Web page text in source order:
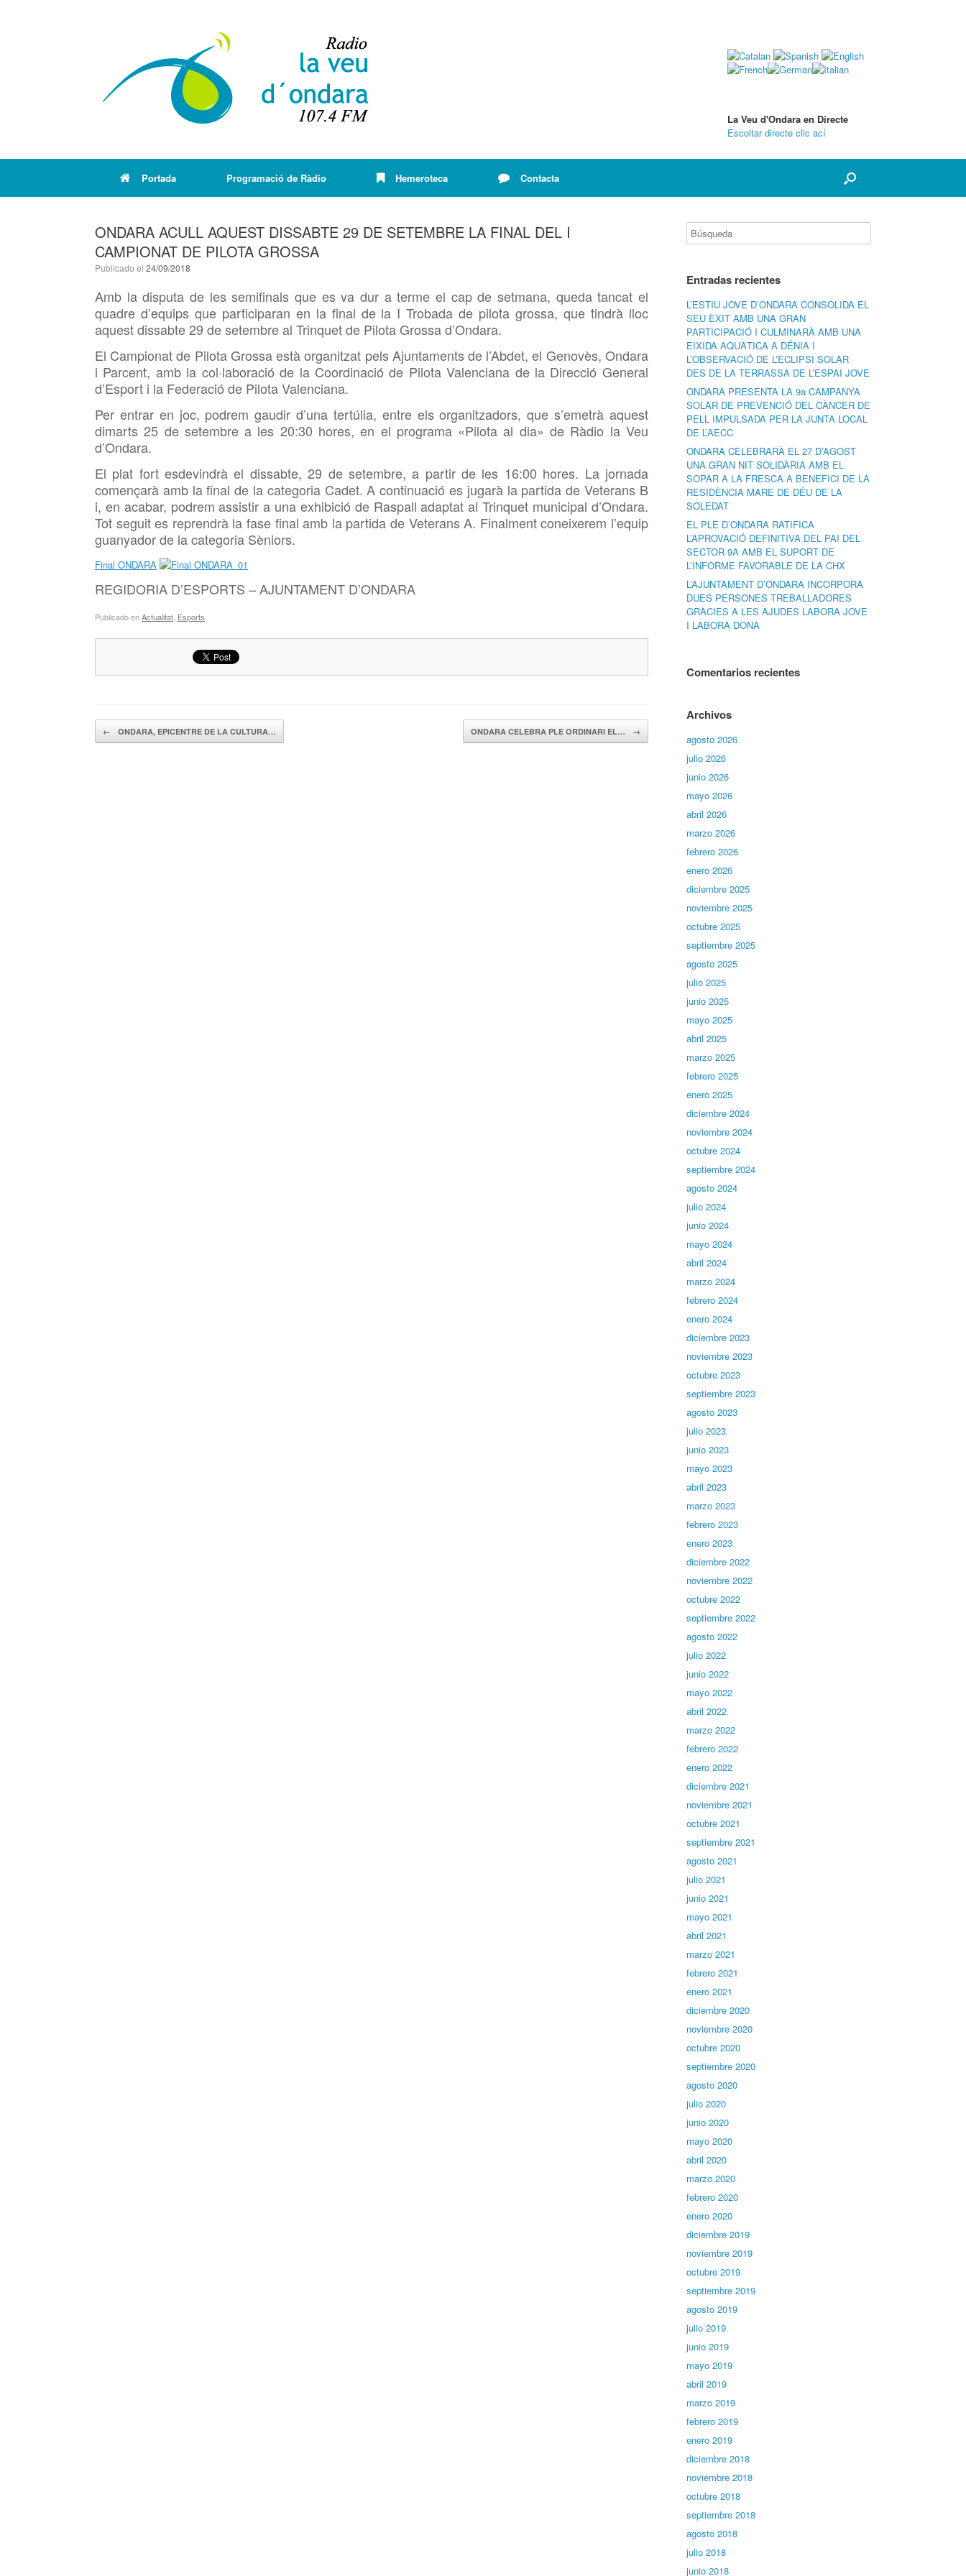
La Veu d'Ondara en Directe
Escoltar directe clic ací
Portada Programació de Ràdio Hemeroteca Contacta
ONDARA ACULL AQUEST DISSABTE 29 DE SETEMBRE LA FINAL DEL I
CAMPIONAT DE PILOTA GROSSA
Publicado el 24/09/2018
Amb la disputa de les semifinals que es va dur a terme el cap de setmana, queda tancat el
quadre d’equips que participaran en la final de la I Trobada de pilota grossa, que tindrà lloc
aquest dissabte 29 de setembre al Trinquet de Pilota Grossa d’Ondara.
El Campionat de Pilota Grossa està organitzat pels Ajuntaments de l’Abdet, el Genovès, Ondara
i Parcent, amb la col·laboració de la Coordinació de Pilota Valenciana de la Direcció General
d’Esport i la Federació de Pilota Valenciana.
Per entrar en joc, podrem gaudir d’una tertúlia, entre els organitzadors, que s’emetrà aquest
dimarts 25 de setembre a les 20:30 hores, en el programa «Pilota al dia» de Ràdio la Veu
d’Ondara.
El plat fort esdevindrà el dissabte, 29 de setembre, a partir de les 16:00 hores. La jornada
començarà amb la final de la categoria Cadet. A continuació es jugarà la partida de Veterans B
i, en acabar, podrem assistir a una exhibició de Raspall adaptat al Trinquet municipal d’Ondara.
Tot seguit es reprendrà la fase final amb la partida de Veterans A. Finalment coneixerem l’equip
guanyador de la categoria Sèniors.
Final ONDARA
REGIDORIA D’ESPORTS – AJUNTAMENT D’ONDARA
Publicado enActualitat Esports
Navegador de artículos
← ONDARA, EPICENTRE DE LA CULTURA… ONDARA CELEBRA PLE ORDINARI EL… →
Entradas recientes
L’ESTIU JOVE D’ONDARA CONSOLIDA EL
SEU ÈXIT AMB UNA GRAN
PARTICIPACIÓ I CULMINARÀ AMB UNA
EIXIDA AQUÀTICA A DÉNIA I
L’OBSERVACIÓ DE L’ECLIPSI SOLAR
DES DE LA TERRASSA DE L’ESPAI JOVE
ONDARA PRESENTA LA 9a CAMPANYA
SOLAR DE PREVENCIÓ DEL CÀNCER DE
PELL IMPULSADA PER LA JUNTA LOCAL
DE L’AECC
ONDARA CELEBRARÀ EL 27 D’AGOST
UNA GRAN NIT SOLIDÀRIA AMB EL
SOPAR A LA FRESCA A BENEFICI DE LA
RESIDÈNCIA MARE DE DÉU DE LA
SOLEDAT
EL PLE D’ONDARA RATIFICA
L’APROVACIÓ DEFINITIVA DEL PAI DEL
SECTOR 9A AMB EL SUPORT DE
L’INFORME FAVORABLE DE LA CHX
L’AJUNTAMENT D’ONDARA INCORPORA
DUES PERSONES TREBALLADORES
GRÀCIES A LES AJUDES LABORA JOVE
I LABORA DONA
Comentarios recientes
Archivos
agosto 2026
julio 2026
junio 2026
mayo 2026
abril 2026
marzo 2026
febrero 2026
enero 2026
diciembre 2025
noviembre 2025
octubre 2025
septiembre 2025
agosto 2025
julio 2025
junio 2025
mayo 2025
abril 2025
marzo 2025
febrero 2025
enero 2025
diciembre 2024
noviembre 2024
octubre 2024
septiembre 2024
agosto 2024
julio 2024
junio 2024
mayo 2024
abril 2024
marzo 2024
febrero 2024
enero 2024
diciembre 2023
noviembre 2023
octubre 2023
septiembre 2023
agosto 2023
julio 2023
junio 2023
mayo 2023
abril 2023
marzo 2023
febrero 2023
enero 2023
diciembre 2022
noviembre 2022
octubre 2022
septiembre 2022
agosto 2022
julio 2022
junio 2022
mayo 2022
abril 2022
marzo 2022
febrero 2022
enero 2022
diciembre 2021
noviembre 2021
octubre 2021
septiembre 2021
agosto 2021
julio 2021
junio 2021
mayo 2021
abril 2021
marzo 2021
febrero 2021
enero 2021
diciembre 2020
noviembre 2020
octubre 2020
septiembre 2020
agosto 2020
julio 2020
junio 2020
mayo 2020
abril 2020
marzo 2020
febrero 2020
enero 2020
diciembre 2019
noviembre 2019
octubre 2019
septiembre 2019
agosto 2019
julio 2019
junio 2019
mayo 2019
abril 2019
marzo 2019
febrero 2019
enero 2019
diciembre 2018
noviembre 2018
octubre 2018
septiembre 2018
agosto 2018
julio 2018
junio 2018